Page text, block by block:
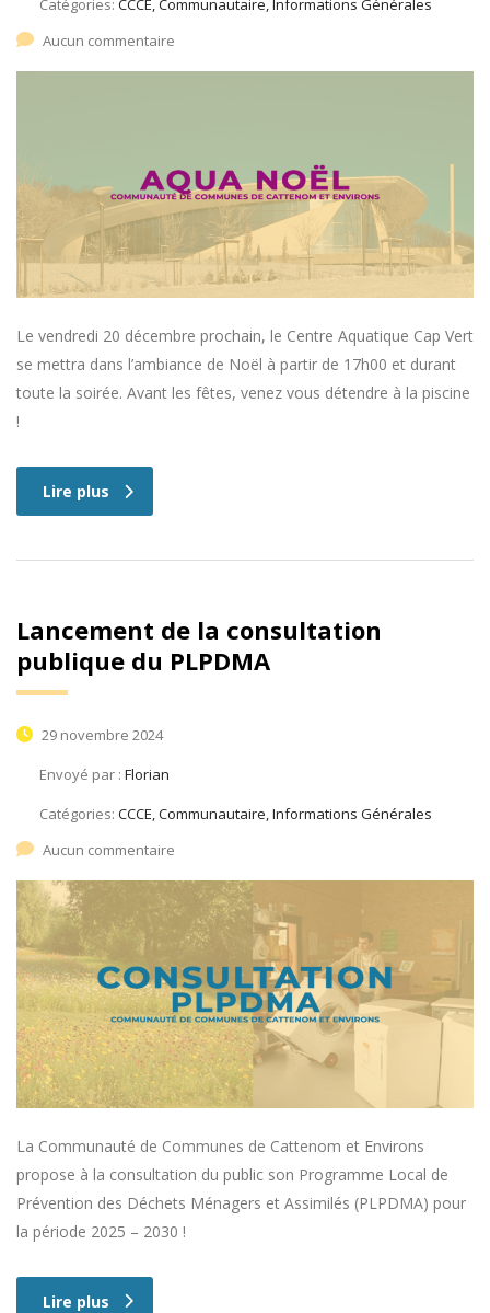
Catégories: CCCE, Communautaire, Informations Générales
Aucun commentaire
Le vendredi 20 décembre prochain, le Centre Aquatique Cap Vert
se mettra dans l’ambiance de Noël à partir de 17h00 et durant
toute la soirée. Avant les fêtes, venez vous détendre à la piscine
!
Lire plus
Lancement de la consultation
publique du PLPDMA
29 novembre 2024
Envoyé par : Florian
Catégories: CCCE, Communautaire, Informations Générales
Aucun commentaire
La Communauté de Communes de Cattenom et Environs
propose à la consultation du public son Programme Local de
Prévention des Déchets Ménagers et Assimilés (PLPDMA) pour
la période 2025 – 2030 !
Lire plus